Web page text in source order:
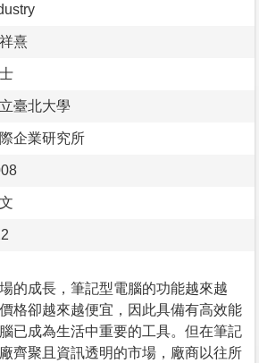
熹
臺北大學
企業研究所
的成長，筆記型電腦的功能越來越
格卻越來越便宜，因此具備有高效能
已成為生活中重要的工具。但在筆記
齊聚且資訊透明的市場，廠商以往所